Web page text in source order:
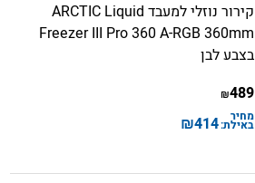
קירור נוזלי למעבד ARCTIC Liquid
Freezer III Pro 360 A-RGB 360mm
בצבע לבן
489
₪
מחיר
באילת:414
₪